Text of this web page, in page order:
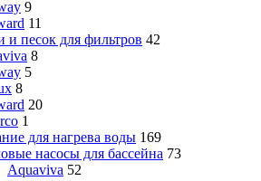
9
11
и песок для фильтров 42
8
5
8
20
1
для нагрева воды 169
насосы для бассейна 73
Aquaviva 52